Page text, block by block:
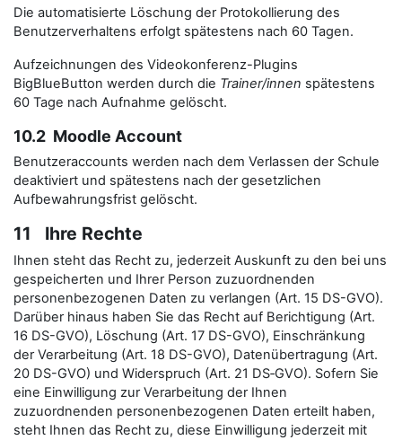
Die automatisierte Löschung der Protokollierung des
Benutzerverhaltens erfolgt spätestens nach 60 Tagen.
Aufzeichnungen des Videokonferenz-Plugins
BigBlueButton werden durch die Trainer/innen spätestens
60 Tage nach Aufnahme gelöscht.
10.2 Moodle Account
Benutzeraccounts werden nach dem Verlassen der Schule
deaktiviert und spätestens nach der gesetzlichen
Aufbewahrungsfrist gelöscht.
11 Ihre Rechte
Ihnen steht das Recht zu, jederzeit Auskunft zu den bei uns
gespeicherten und Ihrer Person zuzuordnenden
personenbezogenen Daten zu verlangen (Art. 15 DS-GVO).
Darüber hinaus haben Sie das Recht auf Berichtigung (Art.
16 DS-GVO), Löschung (Art. 17 DS-GVO), Einschränkung
der Verarbeitung (Art. 18 DS-GVO), Datenübertragung (Art.
20 DS-GVO) und Widerspruch (Art. 21 DS‑GVO). Sofern Sie
eine Einwilligung zur Verarbeitung der Ihnen
zuzuordnenden personenbezogenen Daten erteilt haben,
steht Ihnen das Recht zu, diese Einwilligung jederzeit mit